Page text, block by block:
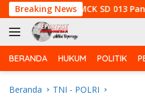
Langsung
ke
konten
Breaking News
MCK SD 013 Pangkalan
BERANDA HUKUM POLITIK
Beranda TNI - POLRI